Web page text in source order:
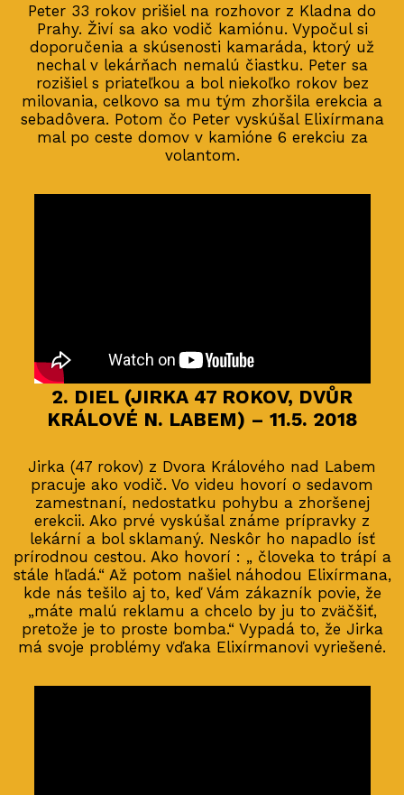
Peter 33 rokov prišiel na rozhovor z Kladna do
Prahy. Živí sa ako vodič kamiónu. Vypočul si
doporučenia a skúsenosti kamaráda, ktorý už
nechal v lekárňach nemalú čiastku. Peter sa
rozišiel s priateľkou a bol niekoľko rokov bez
milovania, celkovo sa mu tým zhoršila erekcia a
sebadôvera. Potom čo Peter vyskúšal Elixírmana
mal po ceste domov v kamióne 6 erekciu za
volantom.
2. DIEL (JIRKA 47 ROKOV, DVŮR
KRÁLOVÉ N. LABEM) – 11.5. 2018
Jirka (47 rokov) z Dvora Králového nad Labem
pracuje ako vodič. Vo videu hovorí o sedavom
zamestnaní, nedostatku pohybu a zhoršenej
erekcii. Ako prvé vyskúšal známe prípravky z
lekární a bol sklamaný. Neskôr ho napadlo ísť
prírodnou cestou. Ako hovorí : „ človeka to trápí a
stále hľadá.“ Až potom našiel náhodou Elixírmana,
kde nás tešilo aj to, keď Vám zákazník povie, že
„máte malú reklamu a chcelo by ju to zväčšiť,
pretože je to proste bomba.“ Vypadá to, že Jirka
má svoje problémy vďaka Elixírmanovi vyriešené.